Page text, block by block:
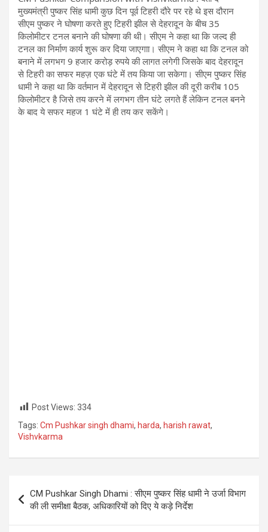
मुख्यमंत्री पुष्कर सिंह धामी कुछ दिन पूर्व टिहरी दौरे पर रहे थे इस दौरान
सीएम पुष्कर ने घोषणा करते हुए टिहरी झील से देहरादून के बीच 35
किलोमीटर टनल बनाने की घोषणा की थी। सीएम ने कहा ​था कि जल्द ही
टनल का निर्माण कार्य शुरू कर दिया जाएगाा। सीएम ने कहा ​था कि टनल को
बनाने में लगभग 9 हजार करोड़ रुपये की लागत लगेगी जिसके बाद देहरादून
से टिहरी का सफर महज़ एक घंटे में तय किया जा सकेगा। सीएम पुष्कर सिंह
धामी ने कहा था कि वर्तमान में देहरादून से टिहरी झील की दूरी करीब 105
किलोमीटर है जिसे तय करने में लगभग तीन घंटे लगते हैं लेकिन टनल बनने
के बाद ये सफर महज 1 घंटे में ही तय कर सकेंगे।
Post Views: 334
Tags: Cm Pushkar singh dhami, harda, harish rawat,
Vishvkarma
navigation
CM Pushkar Singh Dhami : सीएम पुष्कर सिंह धामी ने उर्जा विभाग
की ली समीक्षा बैठक, अधिकारियों को दिए ये कड़े निर्देश